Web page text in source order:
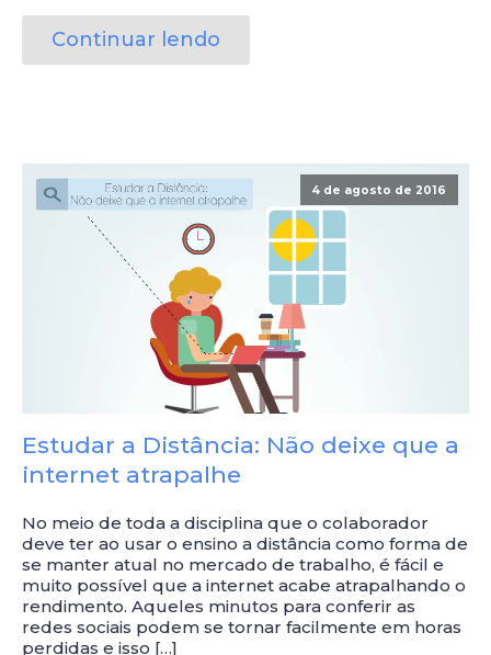
Continuar lendo
4 de agosto de 2016
Estudar a Distância: Não deixe que a
internet atrapalhe
No meio de toda a disciplina que o colaborador
deve ter ao usar o ensino a distância como forma de
se manter atual no mercado de trabalho, é fácil e
muito possível que a internet acabe atrapalhando o
rendimento. Aqueles minutos para conferir as
redes sociais podem se tornar facilmente em horas
perdidas e isso […]